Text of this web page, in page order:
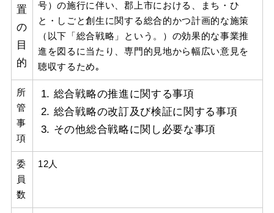
置
の
目
的
号）の施行に伴い、郡上市における、まち・ひ
と・しごと創生に関する総合的かつ計画的な施策
（以下「総合戦略」という。）の効果的な事業推
進を図るに当たり、専門的見地から幅広い意見を
聴収するため｡
所
管
事
項
総合戦略の推進に関する事項
総合戦略の改訂及び検証に関する事項
その他総合戦略に関し必要な事項
委
員
数
12人